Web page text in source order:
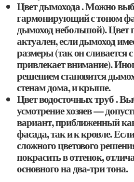
Цвет дымохода . Можно
гармонирующий с тоном
дымоход небольшой).
актуален, если дымоход
размеры (так он сливается
привлекает внимание).
решением становится
стенам дома, и крыше.
Цвет водосточных труб .
усмотрение хозяев —
вариант, приближенный
фасада, так и к кровле.
сложного цветового
покрасить в оттенок,
основного на два-три тона.